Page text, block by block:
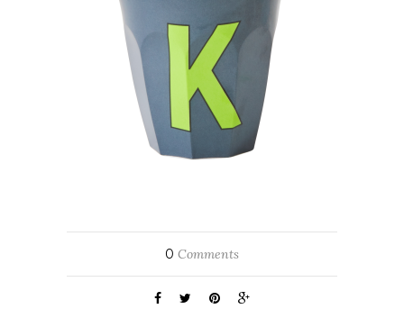
0 Comments